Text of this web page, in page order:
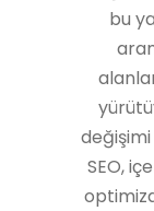
bu
SEO,